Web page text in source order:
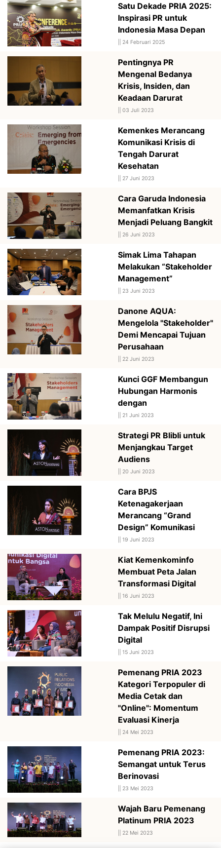
Satu Dekade PRIA 2025:
Inspirasi PR untuk
Indonesia Masa Depan
24 Februari 2025
Pentingnya PR
Mengenal Bedanya
Krisis, Insiden, dan
Keadaan Darurat
03 Juli 2023
Kemenkes Merancang
Komunikasi Krisis di
Tengah Darurat
Kesehatan
27 Juni 2023
Cara Garuda Indonesia
Memanfatkan Krisis
Menjadi Peluang Bangkit
26 Juni 2023
Simak Lima Tahapan
Melakukan “Stakeholder
Management”
23 Juni 2023
Danone AQUA:
Mengelola "Stakeholder"
Demi Mencapai Tujuan
Perusahaan
22 Juni 2023
Kunci GGF Membangun
Hubungan Harmonis
dengan
21 Juni 2023
Strategi PR Blibli untuk
Menjangkau Target
Audiens
20 Juni 2023
Cara BPJS
Ketenagakerjaan
Merancang “Grand
Design” Komunikasi
19 Juni 2023
Kiat Kemenkominfo
Membuat Peta Jalan
Transformasi Digital
16 Juni 2023
Tak Melulu Negatif, Ini
Dampak Positif Disrupsi
Digital
15 Juni 2023
Pemenang PRIA 2023
Kategori Terpopuler di
Media Cetak dan
"Online": Momentum
Evaluasi Kinerja
24 Mei 2023
Pemenang PRIA 2023:
Semangat untuk Terus
Berinovasi
23 Mei 2023
Wajah Baru Pemenang
Platinum PRIA 2023
22 Mei 2023